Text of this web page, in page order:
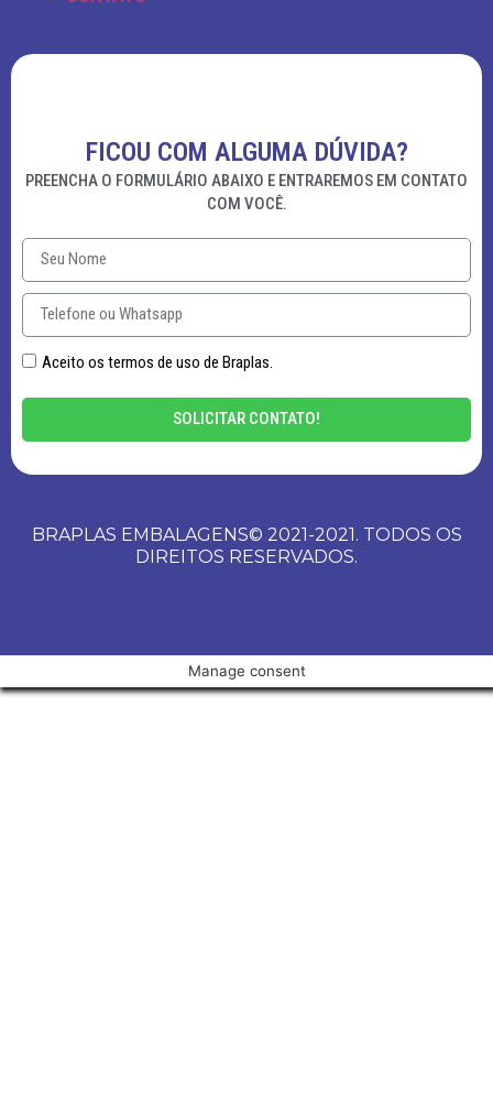
FICOU COM ALGUMA DÚVIDA?
PREENCHA O FORMULÁRIO ABAIXO E ENTRAREMOS EM CONTATO
COM VOCÊ.
Aceito os termos de uso de Braplas.
SOLICITAR CONTATO!
BRAPLAS EMBALAGENS© 2021-2021. TODOS OS
DIREITOS RESERVADOS.
Manage consent